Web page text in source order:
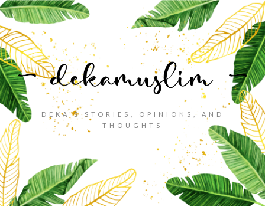
DEKA'S STORIES, OPINIONS, AND
THOUGHTS